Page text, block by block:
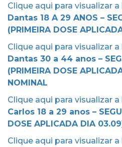
Clique aqui para visualizar a
Dantas 18 A 29 ANOS –
(PRIMEIRA DOSE
Clique aqui para visualizar a
Dantas 30 a 44 anos –
(PRIMEIRA DOSE
NOMINAL
Clique aqui para visualizar a
Carlos 18 a 29 anos –
DOSE APLICADA DIA
Clique aqui para visualizar a